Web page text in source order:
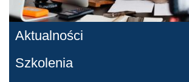
Aktualności
Szkolenia